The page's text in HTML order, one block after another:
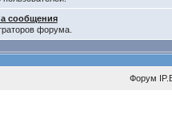
сообщения
форума.
Форум